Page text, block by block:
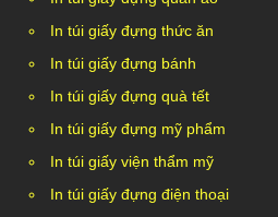
In túi giấy đựng thức ăn
In túi giấy đựng bánh
In túi giấy đựng quà tết
In túi giấy đựng mỹ phẩm
In túi giấy viện thẩm mỹ
In túi giấy đựng điện thoại